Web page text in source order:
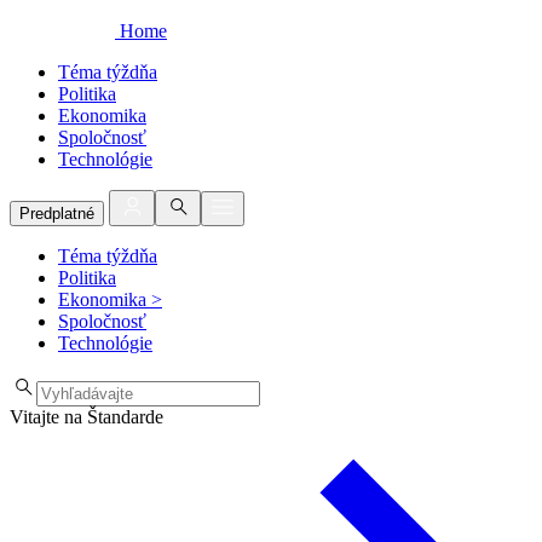
Home
Téma týždňa
Politika
Ekonomika
Spoločnosť
Technológie
Predplatné
Téma týždňa
Politika
Ekonomika >
Spoločnosť
Technológie
Vitajte na Štandarde